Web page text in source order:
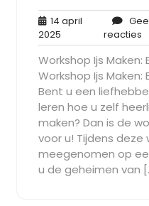
14 april
2025
april
2025
reacties
Workshop Ijs Maken:
Workshop Ijs Maken:
Bent u een
leren hoe u zelf
maken? Dan is de
voor u! Tijdens deze
meegenomen op
u de geheimen van